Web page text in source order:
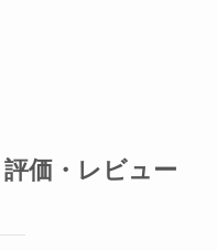
評価・レビュー